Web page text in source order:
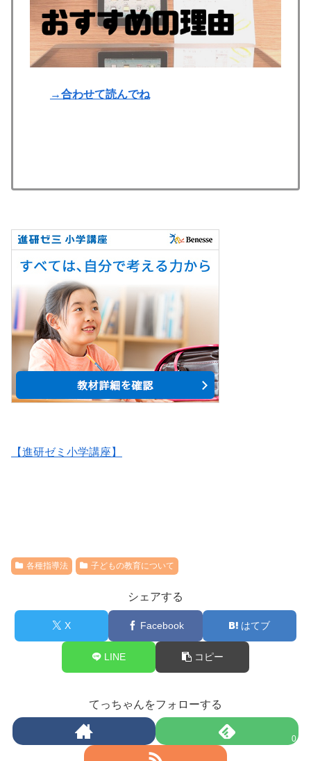
→合わせて読んでね
【進研ゼミ小学講座】
各種指導法 子どもの教育について
シェアする
X Facebook はてブ
LINE コピー
てっちゃんをフォローする
0